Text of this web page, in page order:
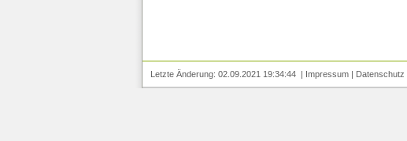
Letzte Änderung: 02.09.2021 19:34:44 | Impressum| Datenschutz